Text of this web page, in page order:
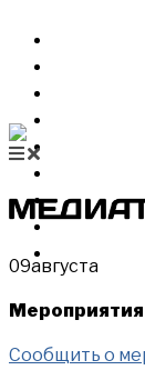
ВИДЕО
09августа
Мероприятия
Сообщить о